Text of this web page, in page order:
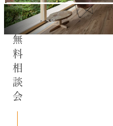
無料相談会